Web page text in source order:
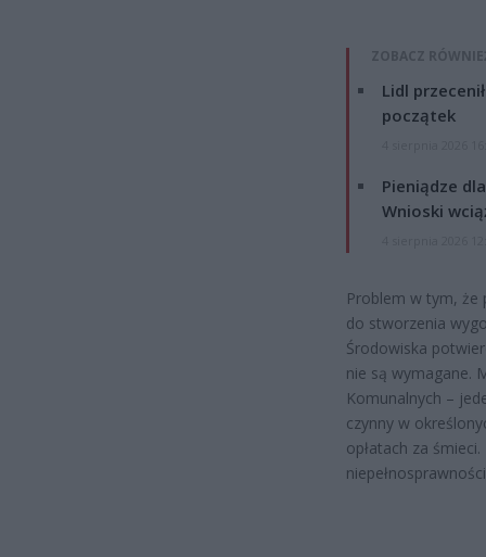
ZOBACZ
Lidl
początek
Pieniądze
Wnioski
Problem w tym, że
do stworzenia
Środowiska
nie są wymagane.
Komunalnych –
czynny w
opłatach za